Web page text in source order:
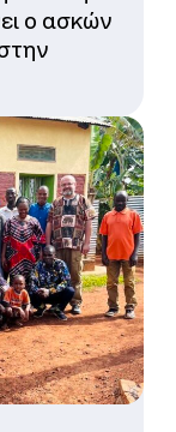
ο ασκών